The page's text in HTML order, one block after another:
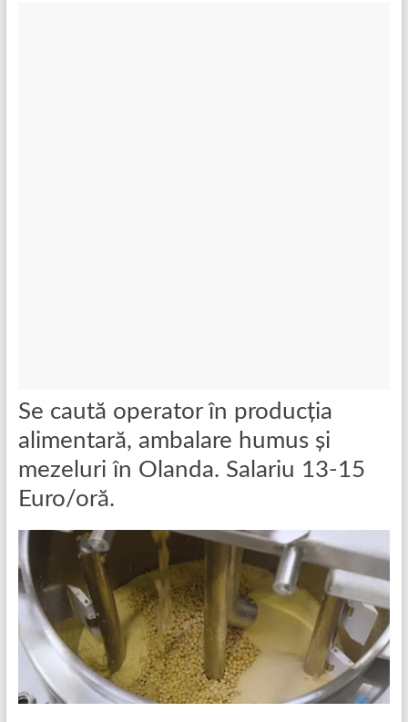
Se caută operator în producția
alimentară, ambalare humus și
mezeluri în Olanda. Salariu 13-15
Euro/oră.